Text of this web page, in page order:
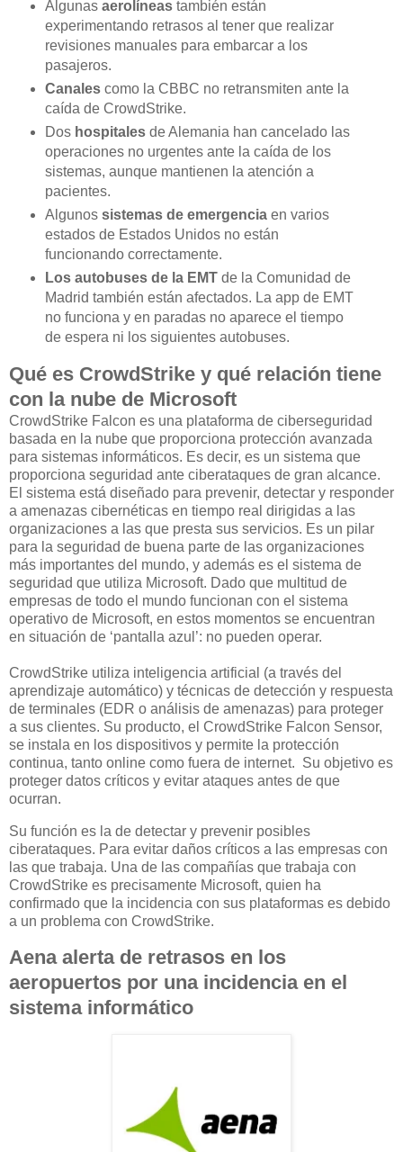
Algunas aerolíneastambién están
experimentando retrasos al tener que realizar
revisiones manuales para embarcar a los
pasajeros.
Canalescomo la CBBC no retransmiten ante la
caída de CrowdStrike.
Dos hospitalesde Alemania han cancelado las
operaciones no urgentes ante la caída de los
sistemas, aunque mantienen la atención a
pacientes.
Algunos sistemas de emergenciaen varios
estados de Estados Unidos no están
funcionando correctamente.
Los autobuses de la EMTde la Comunidad de
Madrid también están afectados. La app de EMT
no funciona y en paradas no aparece el tiempo
de espera ni los siguientes autobuses.
Qué es CrowdStrike y qué relación tiene
con la nube de Microsoft
CrowdStrike Falcon es una plataforma de ciberseguridad
basada en la nube que proporciona protección avanzada
para sistemas informáticos. Es decir, es un sistema que
proporciona seguridad ante ciberataques de gran alcance.
El sistema está diseñado para prevenir, detectar y responder
a amenazas cibernéticas en tiempo real dirigidas a las
organizaciones a las que presta sus servicios. Es un pilar
para la seguridad de buena parte de las organizaciones
más importantes del mundo, y además es el sistema de
seguridad que utiliza Microsoft. Dado que multitud de
empresas de todo el mundo funcionan con el sistema
operativo de Microsoft, en estos momentos se encuentran
en situación de ‘pantalla azul’: no pueden operar.
CrowdStrike utiliza inteligencia artificial (a través del
aprendizaje automático) y técnicas de detección y respuesta
de terminales (EDR o análisis de amenazas) para proteger
a sus clientes. Su producto, el CrowdStrike Falcon Sensor,
se instala en los dispositivos y permite la protección
continua, tanto online como fuera de internet. Su objetivo es
proteger datos críticos y evitar ataques antes de que
ocurran.
Su función es la de detectar y prevenir posibles
ciberataques. Para evitar daños críticos a las empresas con
las que trabaja. Una de las compañías que trabaja con
CrowdStrike es precisamente Microsoft, quien ha
confirmado que la incidencia con sus plataformas es debido
a un problema con CrowdStrike.
Aena alerta de retrasos en los
aeropuertos por una incidencia en el
sistema informático